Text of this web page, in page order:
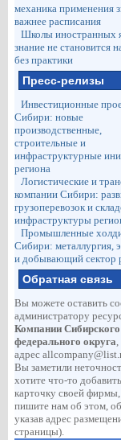
механика применения
важнее расписания
Школы иностранных
знание не становится
без практики
Пресс-релизы
Инвестиционные
Сибири: новые
производственные,
строительные и
инфраструктурные
региона
Логистические и
компании Сибири:
грузоперевозок и
инфраструктуры
Промышленные
Сибири: металлургия,
и добывающий сектор
Обратная связь
Вы можете оставить
администратору
Компании Сибирского
федерального округа
адрес
Вы заметили
хотите что-то
карточку своей фирмы,
пишите нам об этом,
указав адрес
страницы).